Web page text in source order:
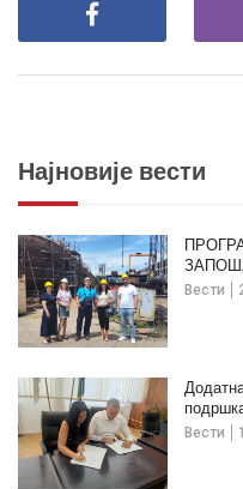
Најновије вести
Вести
Вести